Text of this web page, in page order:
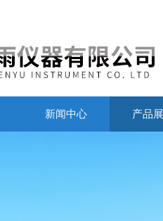
新闻中心 产品